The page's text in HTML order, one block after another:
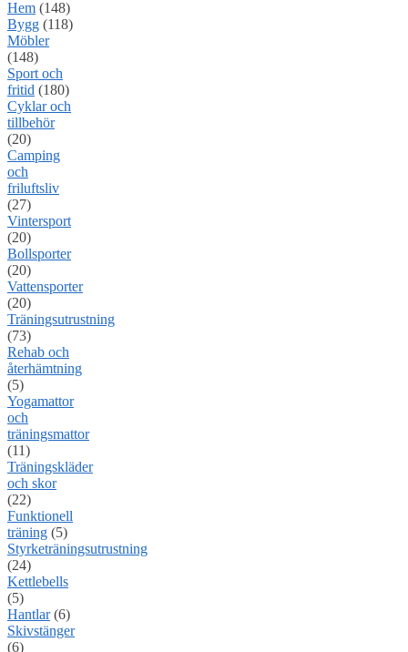
Hem (148)
Bygg (118)
Möbler
(148)
Sport och
fritid (180)
Cyklar och
tillbehör
(20)
Camping
och
friluftsliv
(27)
Vintersport
(20)
Bollsporter
(20)
Vattensporter
(20)
Träningsutrustning
(73)
Rehab och
återhämtning
(5)
Yogamattor
och
träningsmattor
(11)
Träningskläder
och skor
(22)
Funktionell
träning (5)
Styrketräningsutrustning
(24)
Kettlebells
(5)
Hantlar (6)
Skivstänger
(6)